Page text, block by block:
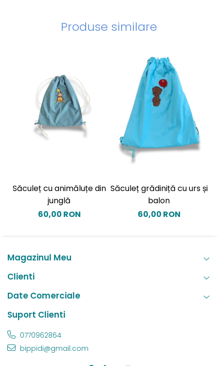
Produse similare
Săculeț cu animăluțe din
junglă
60,00 RON
Săculeț grădiniță cu urs și
balon
60,00 RON
Magazinul Meu
Clienti
Date Comerciale
Suport Clienti
0770962864
bippidi@gmail.com